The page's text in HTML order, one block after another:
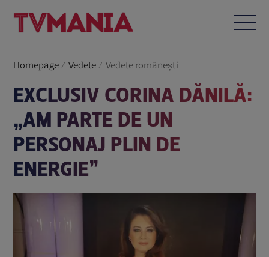
Homepage /Vedete /Vedete româneşti
EXCLUSIV CORINA DĂNILĂ:
„AM PARTE DE UN
PERSONAJ PLIN DE
ENERGIE”